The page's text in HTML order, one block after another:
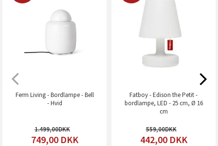
Ferm Living - Bordlampe - Bell
- Hvid
1.499,00
749,00 DKK
Fatboy - Edison the Petit -
bordlampe, LED - 25 cm, Ø 16
cm
559,00
442,00 DKK